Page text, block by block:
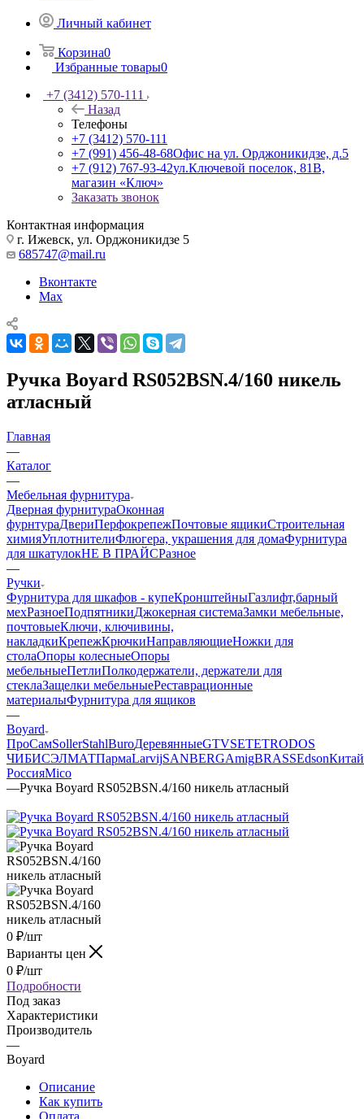
Личный кабинет
Корзина0
Избранные товары0
+7 (3412) 570-111
Назад
Телефоны
+7 (3412) 570-111
+7 (991) 456-48-68Офис на ул. Орджоникидзе, д.5
+7 (912) 767-93-42ул.Ключевой поселок, 81В,
магазин «Ключ»
Заказать звонок
Контактная информация
г. Ижевск, ул. Орджоникидзе 5
685747@mail.ru
Вконтакте
Max
Ручка Boyard RS052BSN.4/160 никель
атласный
Главная
—
Каталог
—
Мебельная фурнитура
Дверная фурнитураОконная
фурнтураДвериПерфокрепежПочтовые ящикиСтроительная
химияУплотнителиФлюгера, украшения для домаФурнитура
для шкатулокНЕ В ПРАЙСРазное
—
Ручки
Фурнитура для шкафов - купеКронштейныГазлифт,барный
мехРазноеПодпятникиДжокерная системаЗамки мебельные,
почтовыеКлючи, ключивины,
накладкиКрепежКрючкиНаправляющиеНожки для
столаОпоры колесныеОпоры
мебельныеПетлиПолкодержатели, держатели для
стеклаЗащелки мебельныеРеставрационные
материалыФурнитура для ящиков
—
Boyard
ПроСамSollerStahlBuroДеревянныеGTVSETETRODOS
ЧИБИСЭЛМАТПармаLarvijSANBERGAmigBRASSEdsonКитай
РоссияMico
—Ручка Boyard RS052BSN.4/160 никель атласный
0 ₽/шт
Варианты цен
0 ₽/шт
Подробности
Под заказ
Характеристики
Производитель
—
Boyard
Описание
Как купить
Оплата